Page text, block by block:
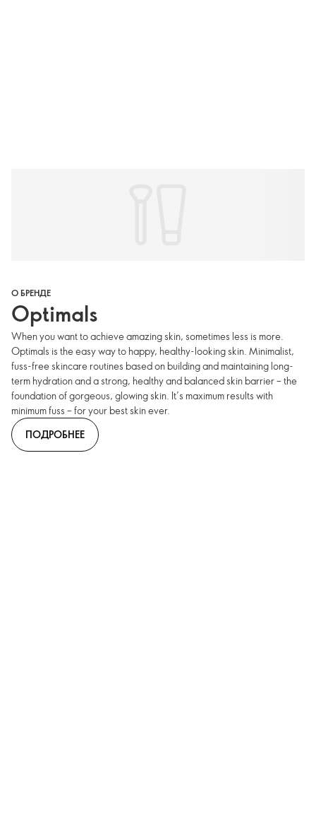
О БРЕНДЕ
Optimals
When you want to achieve amazing skin, sometimes less is more.
Optimals is the easy way to happy, healthy-looking skin. Minimalist,
fuss-free skincare routines based on building and maintaining long-
term hydration and a strong, healthy and balanced skin barrier – the
foundation of gorgeous, glowing skin. It’s maximum results with
minimum fuss – for your best skin ever.
ПОДРОБНЕЕ